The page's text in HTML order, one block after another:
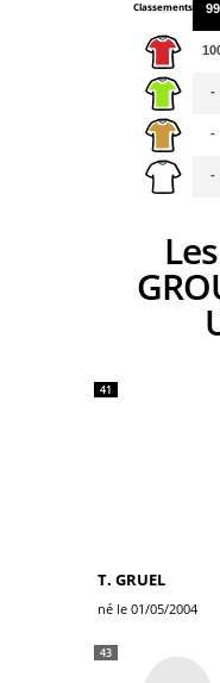
Classements 99
-
-
-
Les coureurs
41
T. GRUEL
né le 01/05/2004
43